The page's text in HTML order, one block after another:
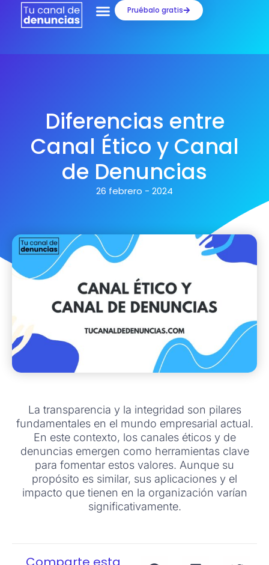
Pruébalo gratis
Diferencias entre
Canal Ético y Canal
de Denuncias
26 febrero - 2024
La transparencia y la integridad son pilares
fundamentales en el mundo empresarial actual.
En este contexto, los canales éticos y de
denuncias emergen como herramientas clave
para fomentar estos valores. Aunque su
propósito es similar, sus aplicaciones y el
impacto que tienen en la organización varían
significativamente.